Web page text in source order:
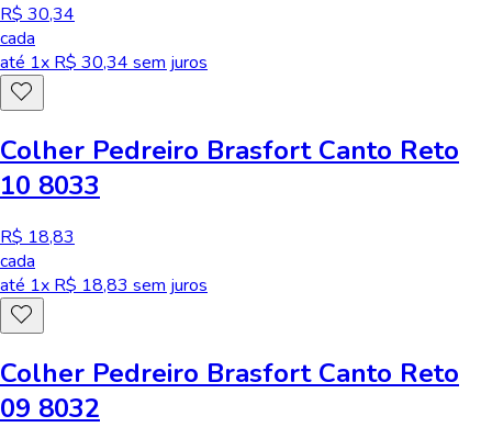
R$ 30,34
cada
até 1x R$ 30,34 sem juros
Colher Pedreiro Brasfort Canto Reto
10 8033
R$ 18,83
cada
até 1x R$ 18,83 sem juros
Colher Pedreiro Brasfort Canto Reto
09 8032